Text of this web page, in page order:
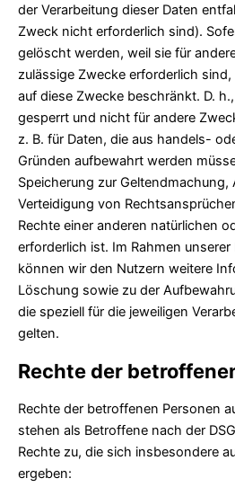
der Verarbeitung dieser Daten
Zweck nicht erforderlich sind).
gelöscht werden, weil sie für
zulässige Zwecke erforderlich
auf diese Zwecke beschränkt. D.
gesperrt und nicht für andere
z. B. für Daten, die aus handels-
Gründen aufbewahrt werden
Speicherung zur Geltendmachung,
Verteidigung von
Rechte einer anderen natürlichen
erforderlich ist. Im Rahmen
können wir den Nutzern weitere
Löschung sowie zu der
die speziell für die jeweiligen
gelten.
Rechte der
Rechte der betroffenen Personen
stehen als Betroffene nach der
Rechte zu, die sich insbesondere
ergeben: